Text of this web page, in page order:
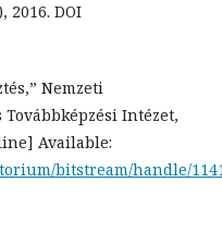
2016. DOI
Nemzeti
Továbbképzési Intézet,
Available:
bitstream/handle/